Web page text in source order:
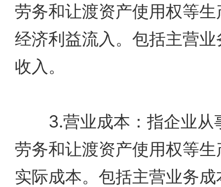
劳务和让渡资产使用权等
经济利益流入。包括主营
收入。
3.营业成本：指企业从
劳务和让渡资产使用权等
实际成本。包括主营业务